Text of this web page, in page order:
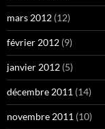
mars 2012 (12)
février 2012 (9)
janvier 2012 (5)
décembre 2011 (14)
novembre 2011 (10)